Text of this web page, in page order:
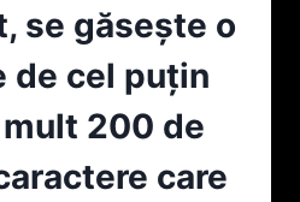
se găseşte o
de cel puțin
200 de
care